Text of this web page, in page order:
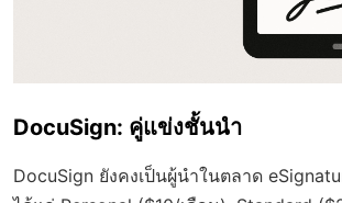
DocuSign: คู่แข่งชั้นนำ
DocuSign ยังคงเป็นผู้นำในตลาด